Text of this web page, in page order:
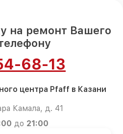
на ремонт Вашего
68-13
центра Pfaff в Казани
Камала, д. 41
до 21:00